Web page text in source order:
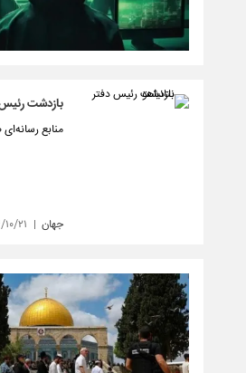
بازدشت رئیس
منابع
جهان ۱۴۰۴/